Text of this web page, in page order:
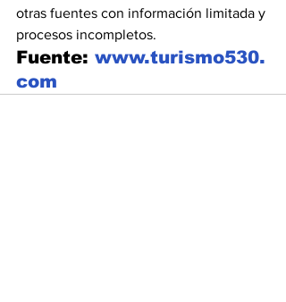
otras fuentes con información limitada y
procesos incompletos.
Fuente: www.turismo530.
com